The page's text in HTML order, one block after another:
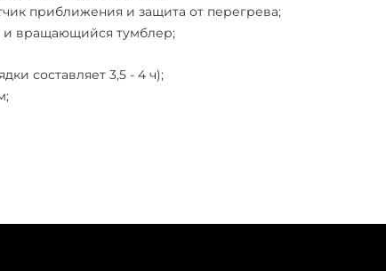
приближения и защита от перегрева;
и вращающийся тумблер;
составляет 3,5 - 4 ч);